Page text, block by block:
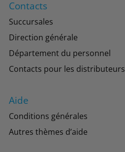
Contacts
Succursales
Direction générale
Département du personnel
Contacts pour les distributeurs
Aide
Conditions générales
Autres thèmes d’aide